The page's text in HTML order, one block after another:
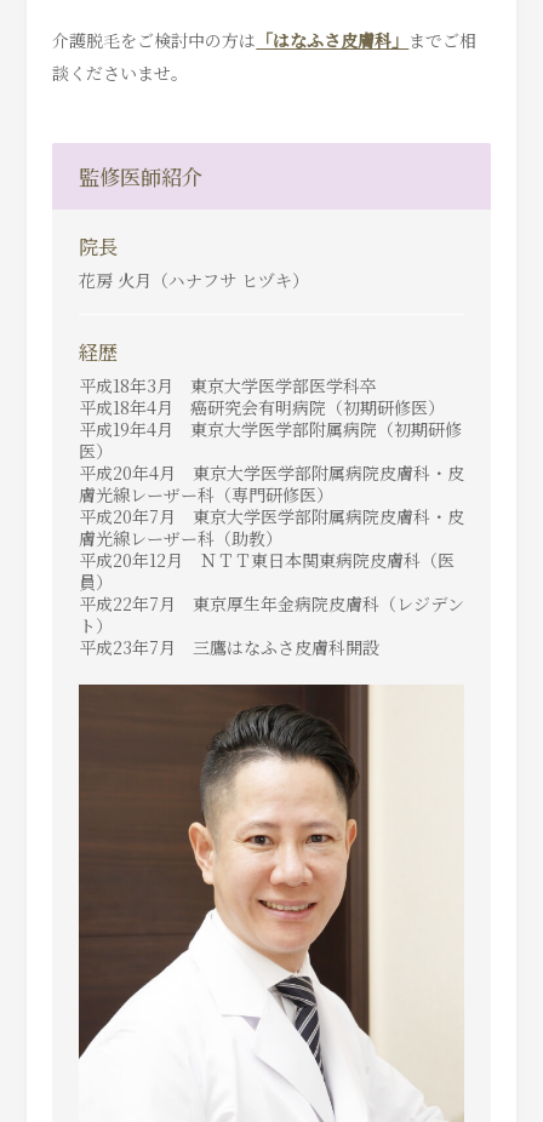
介護脱毛をご検討中の方は 「はなふさ皮膚科」 までご相
談くださいませ。
監修医師紹介
院長
花房 火月（ハナフサ ヒヅキ）
経歴
平成18年3月 東京大学医学部医学科卒
平成18年4月 癌研究会有明病院（初期研修医）
平成19年4月 東京大学医学部附属病院（初期研修
医）
平成20年4月 東京大学医学部附属病院皮膚科・皮
膚光線レーザー科（専門研修医）
平成20年7月 東京大学医学部附属病院皮膚科・皮
膚光線レーザー科（助教）
平成20年12月 ＮＴＴ東日本関東病院皮膚科（医
員）
平成22年7月 東京厚生年金病院皮膚科（レジデン
ト）
平成23年7月 三鷹はなふさ皮膚科開設